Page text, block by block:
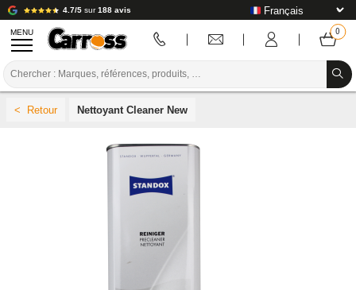
4.7/5 sur188 avis
MENU
PREPARATION / PEINTURE / FINITION
OUTILLAGE CARROSSERIE
ÉQUIPEMENT ATELIER CARROSSERIE
CODE COULEUR
Nettoyant Cleaner New